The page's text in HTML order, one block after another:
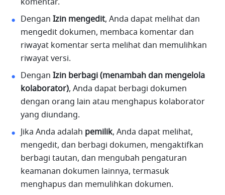
Dengan Izin mengedit, Anda dapat melihat dan
mengedit dokumen, membaca komentar dan
riwayat komentar serta melihat dan memulihkan
riwayat versi.
Dengan Izin berbagi (menambah dan mengelola
kolaborator), Anda dapat berbagi dokumen
dengan orang lain atau menghapus kolaborator
yang diundang.
Jika Anda adalah pemilik, Anda dapat melihat,
mengedit, dan berbagi dokumen, mengaktifkan
berbagi tautan, dan mengubah pengaturan
keamanan dokumen lainnya, termasuk
menghapus dan memulihkan dokumen.